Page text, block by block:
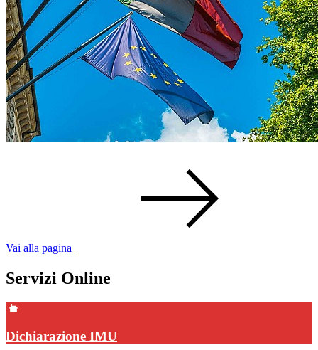
Vai alla pagina
Servizi Online
Dichiarazione IMU